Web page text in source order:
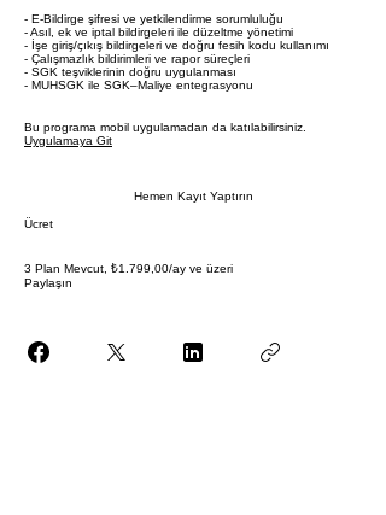
- E-Bildirge şifresi ve yetkilendirme sorumluluğu
- Asıl, ek ve iptal bildirgeleri ile düzeltme yönetimi
- İşe giriş/çıkış bildirgeleri ve doğru fesih kodu kullanımı
- Çalışmazlık bildirimleri ve rapor süreçleri
- SGK teşviklerinin doğru uygulanması
- MUHSGK ile SGK–Maliye entegrasyonu
Bu programa mobil uygulamadan da katılabilirsiniz.
Uygulamaya Git
Hemen Kayıt Yaptırın
Ücret
3 Plan Mevcut, ₺1.799,00/ay ve üzeri
Paylaşın